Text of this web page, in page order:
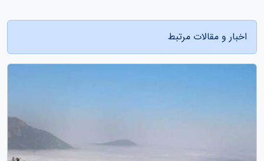
اخبار و مقالات مرتبط